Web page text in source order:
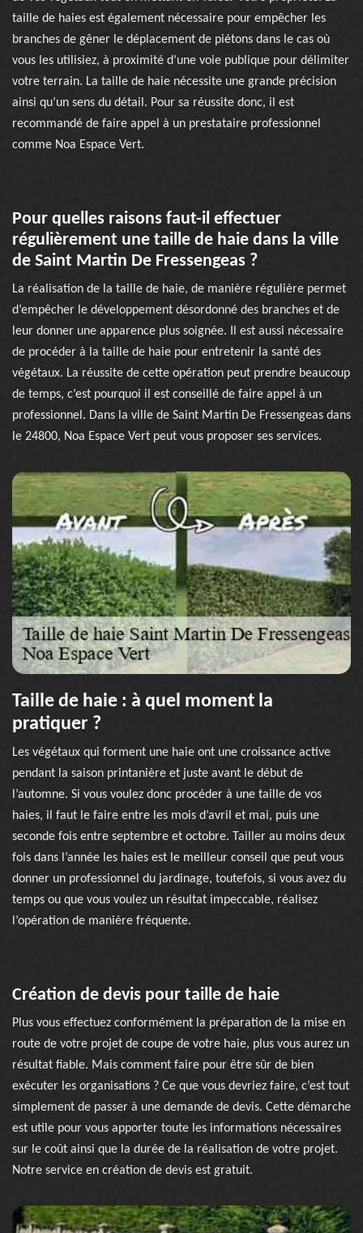
taille de haies est également nécessaire pour empêcher les
branches de gêner le déplacement de piétons dans le cas où
vous les utilisiez, à proximité d’une voie publique pour délimiter
votre terrain. La taille de haie nécessite une grande précision
ainsi qu’un sens du détail. Pour sa réussite donc, il est
recommandé de faire appel à un prestataire professionnel
comme Noa Espace Vert.
Pour quelles raisons faut-il effectuer
régulièrement une taille de haie dans la ville
de Saint Martin De Fressengeas ?
La réalisation de la taille de haie, de manière régulière permet
d’empêcher le développement désordonné des branches et de
leur donner une apparence plus soignée. Il est aussi nécessaire
de procéder à la taille de haie pour entretenir la santé des
végétaux. La réussite de cette opération peut prendre beaucoup
de temps, c’est pourquoi il est conseillé de faire appel à un
professionnel. Dans la ville de Saint Martin De Fressengeas dans
le 24800, Noa Espace Vert peut vous proposer ses services.
Taille de haie : à quel moment la
pratiquer ?
Les végétaux qui forment une haie ont une croissance active
pendant la saison printanière et juste avant le début de
l’automne. Si vous voulez donc procéder à une taille de vos
haies, il faut le faire entre les mois d’avril et mai, puis une
seconde fois entre septembre et octobre. Tailler au moins deux
fois dans l’année les haies est le meilleur conseil que peut vous
donner un professionnel du jardinage, toutefois, si vous avez du
temps ou que vous voulez un résultat impeccable, réalisez
l’opération de manière fréquente.
Création de devis pour taille de haie
Plus vous effectuez conformément la préparation de la mise en
route de votre projet de coupe de votre haie, plus vous aurez un
résultat fiable. Mais comment faire pour être sûr de bien
exécuter les organisations ? Ce que vous devriez faire, c’est tout
simplement de passer à une demande de devis. Cette démarche
est utile pour vous apporter toute les informations nécessaires
sur le coût ainsi que la durée de la réalisation de votre projet.
Notre service en création de devis est gratuit.